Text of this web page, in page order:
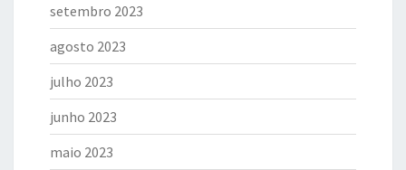
setembro 2023
agosto 2023
julho 2023
junho 2023
maio 2023